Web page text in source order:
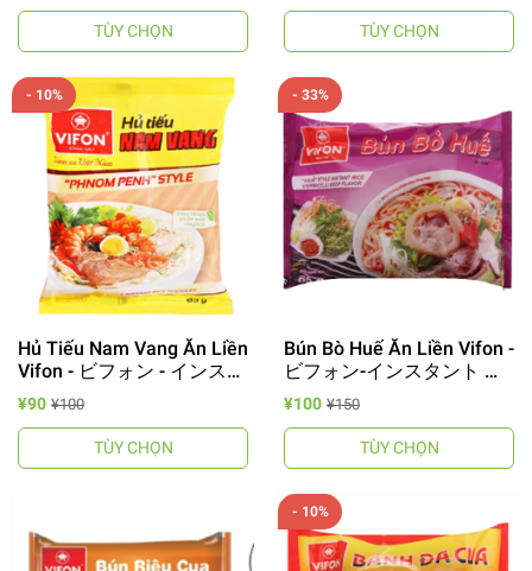
TÙY CHỌN TÙY CHỌN
- 10%
Hủ Tiếu Nam Vang Ăn Liền
Vifon - ビフォン - インスタ
ント フ.ティウ
¥90 ¥100
TÙY CHỌN
- 33%
Bún Bò Huế Ăn Liền Vifon -
ビフォン-インスタント ブ
ン.ボー.フェ
¥100 ¥150
TÙY CHỌN
- 10%